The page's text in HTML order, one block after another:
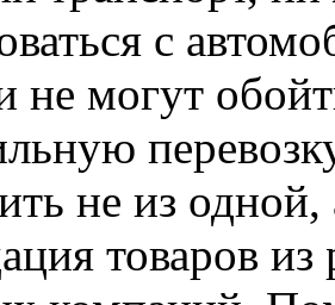
с
не могут
не из одной,
товаров